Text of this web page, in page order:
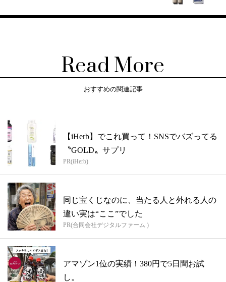
Read More
おすすめの関連記事
【iHerb】でこれ買って！SNSでバズってる
〝GOLD〟サプリ
PR(iHerb)
同じ宝くじなのに、当たる人と外れる人の
違い実は“ここ”でした
PR(合同会社デジタルファーム )
アマゾン1位の実績！380円で5日間お試
し。